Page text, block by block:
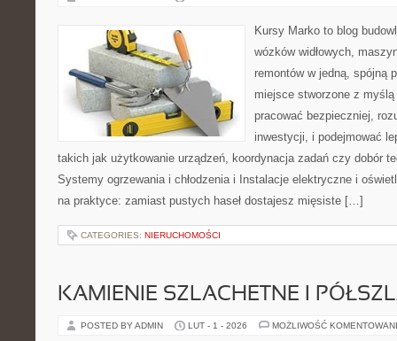
Kursy Marko to blog
wózków widłowych,
remontów w jedną, spójną
miejsce stworzone z
pracować bezpieczniej,
inwestycji, i podejmować
takich jak użytkowanie urządzeń, koordynacja zadań czy dobór
Systemy ogrzewania i chłodzenia i Instalacje elektryczne i
na praktyce: zamiast pustych haseł dostajesz mięsiste […]
CATEGORIES: NIERUCHOMOŚCI
KAMIENIE SZLACHETNE I
POSTED BY ADMIN LUT - 1 - 2026 MOŻLIWOŚĆ